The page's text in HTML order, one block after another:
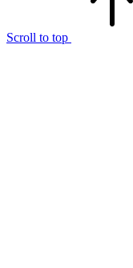
Scroll to top